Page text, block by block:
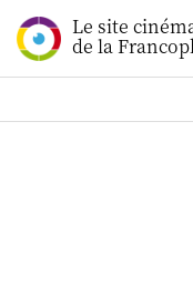
Le site
de la